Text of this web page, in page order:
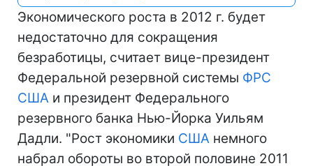
Экономического роста в 2012 г. будет
недостаточно для сокращения
безработицы, считает вице-президент
Федеральной резервной системы ФРС
США и президент Федерального
резервного банка Нью-Йорка Уильям
Дадли. "Рост экономики США немного
набрал обороты во второй половине 2011